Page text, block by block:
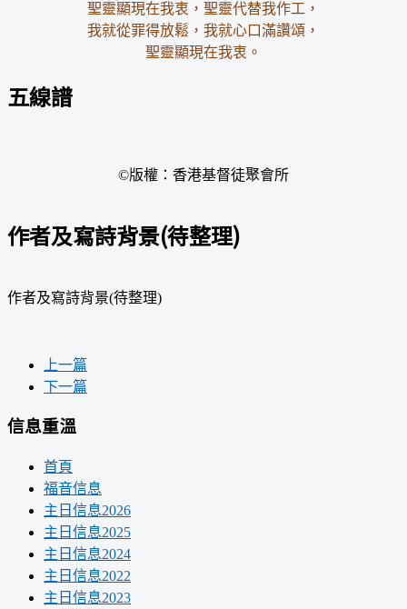
聖靈顯現在我衷，聖靈代替我作工，
我就從罪得放鬆，我就心口滿讚頌，
聖靈顯現在我衷。
五線譜
©版權：香港基督徒聚會所
作者及寫詩背景(待整理)
作者及寫詩背景(待整理)
上一篇
下一篇
信息重溫
首頁
福音信息
主日信息2026
主日信息2025
主日信息2024
主日信息2022
主日信息2023